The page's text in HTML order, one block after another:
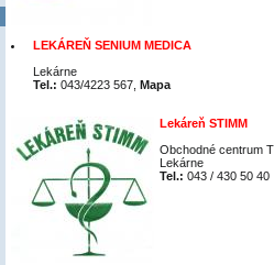
LEKÁREŇ SENIUM MEDICA
Lekárne
Tel.: 043/4223 567, Mapa
Lekáreň STIMM
Obchodné centrum
Lekárne
Tel.: 043 / 430 50